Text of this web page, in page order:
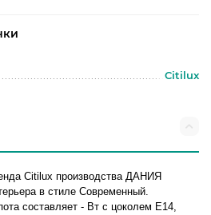
Citilux
Citilux производства ДАНИЯ
в стиле Современный.
составляет - Вт с цоколем E14,